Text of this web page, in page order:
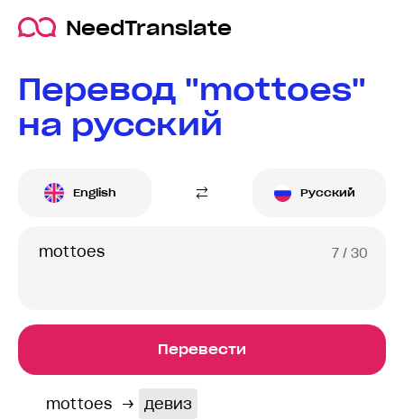
NeedTranslate
Перевод "mottoes"
на русский
English Русский
7 / 30
Перевести
mottoes → девиз